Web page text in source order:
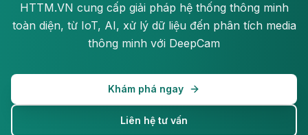
HTTM.VN cung cấp giải pháp hệ thống thông minh
toàn diện, từ IoT, AI, xử lý dữ liệu đến phân tích media
thông minh với DeepCam
Khám phá ngay
Liên hệ tư vấn